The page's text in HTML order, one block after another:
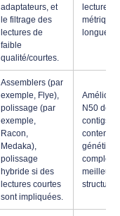
adaptateurs, et
le filtrage des
lectures de
faible
qualité/courtes.
lectures ;
longueur.
Assemblers (par
exemple, Flye),
polissage (par
exemple,
Racon,
Medaka),
polissage
hybride si des
lectures courtes
sont impliquées.
N50 des
contigs,
contenu
complet,
meilleure